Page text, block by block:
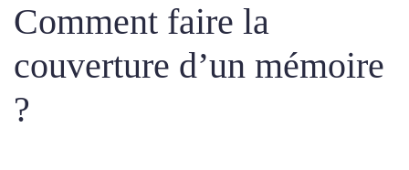
Comment faire la
couverture d’un mémoire
?